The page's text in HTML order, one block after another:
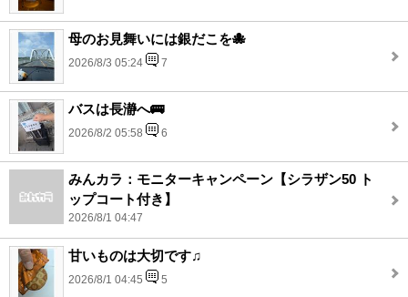
母のお見舞いには銀だこを🐙
2026/8/3 05:24 7
バスは長瀞へ🚌
2026/8/2 05:58 6
みんカラ：モニターキャンペーン【シラザン50 ト
ップコート付き】
2026/8/1 04:47
甘いものは大切です♫
2026/8/1 04:45 5